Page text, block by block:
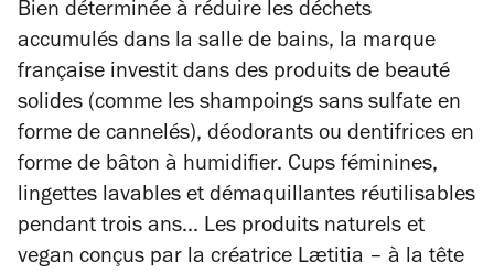
Bien déterminée à réduire les déchets
accumulés dans la salle de bains, la marque
française investit dans des produits de beauté
solides (comme les shampoings sans sulfate en
forme de cannelés), déodorants ou dentifrices en
forme de bâton à humidifier. Cups féminines,
lingettes lavables et démaquillantes réutilisables
pendant trois ans... Les produits naturels et
vegan conçus par la créatrice Lætitia – à la tête